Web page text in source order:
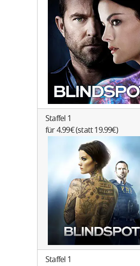
Staffel 1
für 4.99€ (statt 19.99€)
Staffel 1